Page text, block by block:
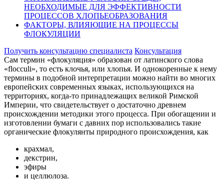
НЕОБХОДИМЫЕ ДЛЯ ЭФФЕКТИВНОСТИ
ПРОЦЕССОВ ХЛОПЬЕОБРАЗОВАНИЯ
ФАКТОРЫ, ВЛИЯЮЩИЕ НА ПРОЦЕССЫ
ФЛОКУЛЯЦИИ
Получить консультацию специалиста Консультация
Сам термин «флокуляция» образован от латинского слова
«flocculi», то есть клочья, или хлопья. И однокоренные к нему
термины в подобной интерпретации можно найти во многих
европейских современных языках, использующихся на
территориях, когда-то принадлежащих великой Римской
Империи, что свидетельствует о достаточно древнем
происхождении методики этого процесса. При обогащении и
изготовлении бумаги с давних пор использовались такие
органические флокулянты природного происхождения, как
крахмал,
декстрин,
эфиры
и целлюлоза.